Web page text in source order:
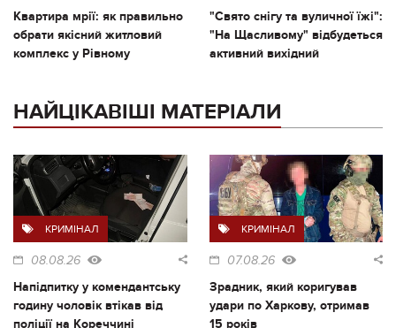
Квартира мрії: як правильно
обрати якісний житловий
комплекс у Рівному
"Свято снігу та вуличної їжі":
"На Щасливому" відбудеться
активний вихідний
НАЙЦІКАВІШІ МАТЕРІАЛИ
КРИМІНАЛ
08.08.26
Напідпитку у комендантську
годину чоловік втікав від
поліції на Кореччині
КРИМІНАЛ
07.08.26
Зрадник, який коригував
удари по Харкову, отримав
15 років